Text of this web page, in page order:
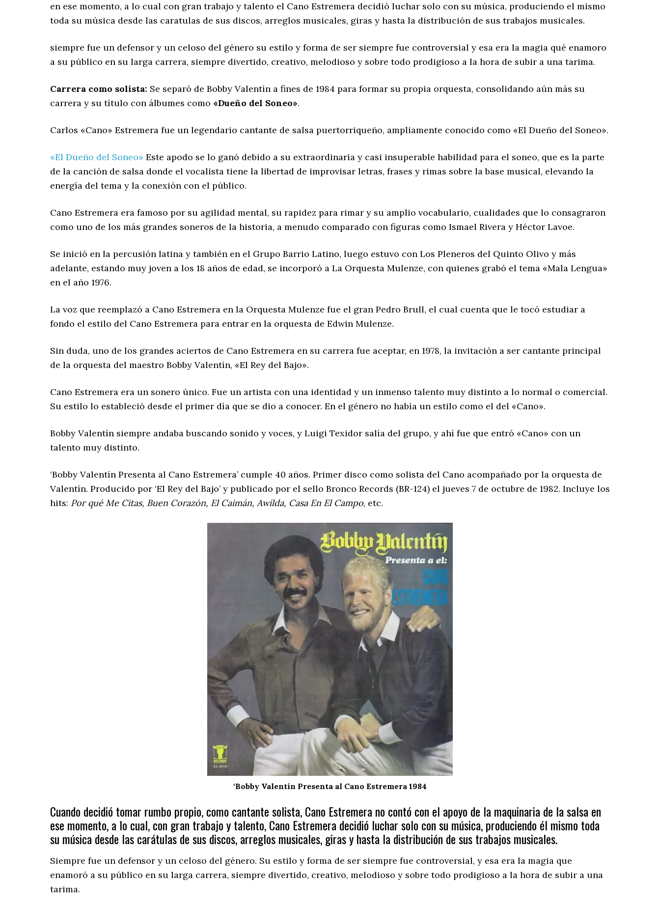
en ese momento, a lo cual con gran trabajo y talento el Cano Estremera decidió luchar solo con su música, produciendo el mismo
toda su música desde las caratulas de sus discos, arreglos musicales, giras y hasta la distribución de sus trabajos musicales.
siempre fue un defensor y un celoso del género su estilo y forma de ser siempre fue controversial y esa era la magia qué enamoro
a su público en su larga carrera, siempre divertido, creativo, melodioso y sobre todo prodigioso a la hora de subir a una tarima.
Carrera como solista: Se separó de Bobby Valentín a fines de 1984 para formar su propia orquesta, consolidando aún más su
carrera y su título con álbumes como «Dueño del Soneo».
Carlos «Cano» Estremera fue un legendario cantante de salsa puertorriqueño, ampliamente conocido como «El Dueño del Soneo».
«El Dueño del Soneo» Este apodo se lo ganó debido a su extraordinaria y casi insuperable habilidad para el soneo, que es la parte
de la canción de salsa donde el vocalista tiene la libertad de improvisar letras, frases y rimas sobre la base musical, elevando la
energía del tema y la conexión con el público.
Cano Estremera era famoso por su agilidad mental, su rapidez para rimar y su amplio vocabulario, cualidades que lo consagraron
como uno de los más grandes soneros de la historia, a menudo comparado con figuras como Ismael Rivera y Héctor Lavoe.
Se inició en la percusión latina y también en el Grupo Barrio Latino, luego estuvo con Los Pleneros del Quinto Olivo y más
adelante, estando muy joven a los 18 años de edad, se incorporó a La Orquesta Mulenze, con quienes grabó el tema «Mala Lengua»
en el año 1976.
La voz que reemplazó a Cano Estremera en la Orquesta Mulenze fue el gran Pedro Brull, el cual cuenta que le tocó estudiar a
fondo el estilo del Cano Estremera para entrar en la orquesta de Edwin Mulenze.
Sin duda, uno de los grandes aciertos de Cano Estremera en su carrera fue aceptar, en 1978, la invitación a ser cantante principal
de la orquesta del maestro Bobby Valentín, «El Rey del Bajo».
Cano Estremera era un sonero único. Fue un artista con una identidad y un inmenso talento muy distinto a lo normal o comercial.
Su estilo lo estableció desde el primer día que se dio a conocer. En el género no había un estilo como el del «Cano».
Bobby Valentín siempre andaba buscando sonido y voces, y Luigi Texidor salía del grupo, y ahí fue que entró «Cano» con un
talento muy distinto.
‘Bobby Valentín Presenta al Cano Estremera’ cumple 40 años. Primer disco como solista del Cano acompañado por la orquesta de
Valentín. Producido por ‘El Rey del Bajo’ y publicado por el sello Bronco Records (BR-124) el jueves 7 de octubre de 1982. Incluye los
hits: Por qué Me Citas, Buen Corazón, El Caimán, Awilda, Casa En El Campo, etc.
‘Bobby Valentín Presenta al Cano Estremera 1984
Cuando decidió tomar rumbo propio, como cantante solista, Cano Estremera no contó con el apoyo de la maquinaria de la salsa en
ese momento, a lo cual, con gran trabajo y talento, Cano Estremera decidió luchar solo con su música, produciendo él mismo toda
su música desde las carátulas de sus discos, arreglos musicales, giras y hasta la distribución de sus trabajos musicales.
Siempre fue un defensor y un celoso del género. Su estilo y forma de ser siempre fue controversial, y esa era la magia que
enamoró a su público en su larga carrera, siempre divertido, creativo, melodioso y sobre todo prodigioso a la hora de subir a una
tarima.